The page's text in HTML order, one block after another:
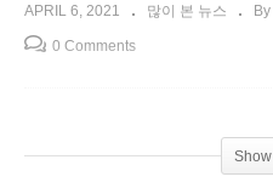
APRIL 6, 2021 많이 본 뉴스
0 Comments